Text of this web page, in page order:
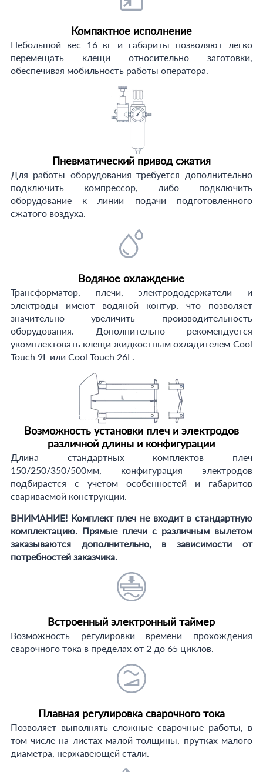
Компактное исполнение
Небольшой вес 16 кг и габариты позволяют легко
перемещать клещи относительно заготовки,
обеспечивая мобильность работы оператора.
Пневматический привод сжатия
Для работы оборудования требуется дополнительно
подключить компрессор, либо подключить
оборудование к линии подачи подготовленного
сжатого воздуха.
Водяное охлаждение
Трансформатор, плечи, электрододержатели и
электроды имеют водяной контур, что позволяет
значительно увеличить производительность
оборудования. Дополнительно рекомендуется
укомплектовать клещи жидкостным охладителем Cool
Touch 9L или Cool Touch 26L.
Возможность установки плеч и электродов
различной длины и конфигурации
Длина стандартных комплектов плеч
150/250/350/500мм, конфигурация электродов
подбирается с учетом особенностей и габаритов
свариваемой конструкции.
ВНИМАНИЕ! Комплект плеч не входит в стандартную
комплектацию. Прямые плечи с различным вылетом
заказываются дополнительно, в зависимости от
потребностей заказчика.
Встроенный электронный таймер
Возможность регулировки времени прохождения
сварочного тока в пределах от 2 до 65 циклов.
Плавная регулировка сварочного тока
Позволяет выполнять сложные сварочные работы, в
том числе на листах малой толщины, прутках малого
диаметра, нержавеющей стали.